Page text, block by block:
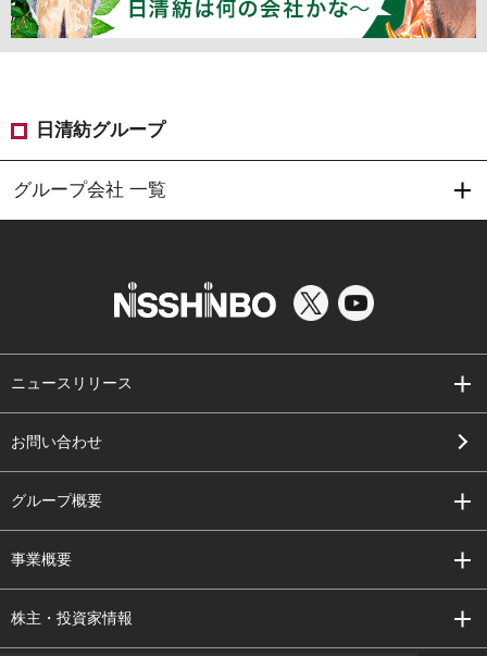
日清紡グループ
グループ会社 一覧
ニュースリリース
お問い合わせ
グループ概要
事業概要
株主・投資家情報